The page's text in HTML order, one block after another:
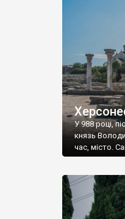
культурної
Офіційно –
влада в
У 988 році,
князь
час, місто.
диктувати
Херсонесі
Херсонесу